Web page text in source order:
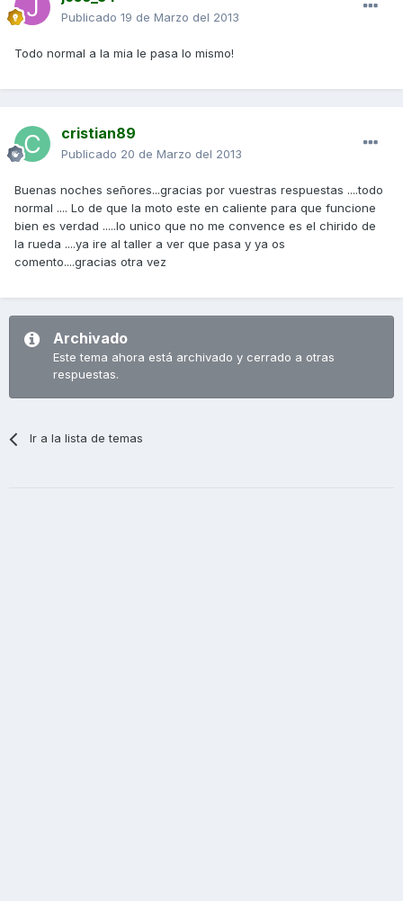
Publicado 19 de Marzo del 2013
Todo normal a la mia le pasa lo mismo!
cristian89
Publicado 20 de Marzo del 2013
Buenas noches señores...gracias por vuestras respuestas ....todo
normal .... Lo de que la moto este en caliente para que funcione
bien es verdad .....lo unico que no me convence es el chirido de
la rueda ....ya ire al taller a ver que pasa y ya os
comento....gracias otra vez
Archivado
Este tema ahora está archivado y cerrado a otras
respuestas.
Ir a la lista de temas